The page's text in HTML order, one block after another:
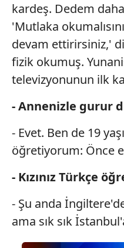
kardeş. Dedem
'Mutlaka
devam ettirirsiniz,'
fizik okumuş.
televizyonunun ilk
- Annenizle gurur
- Evet. Ben de 19
öğretiyorum: Önce
- Kızınız Türkçe
- Şu anda
ama sık sık